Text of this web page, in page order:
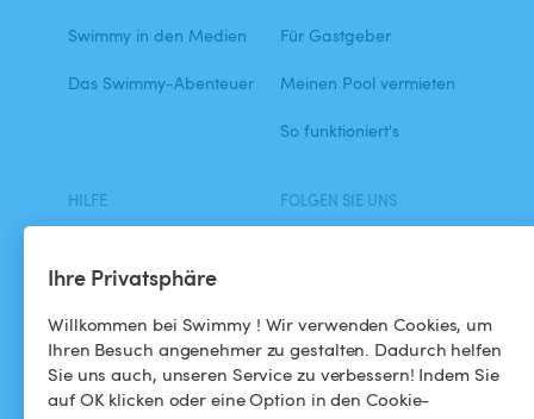
Ihre Privatsphäre
Willkommen bei Swimmy ! Wir verwenden Cookies, um
Ihren Besuch angenehmer zu gestalten. Dadurch helfen
Sie uns auch, unseren Service zu verbessern! Indem Sie
auf OK klicken oder eine Option in den Cookie-
Swimmy in den Medien
Das Swimmy-Abenteuer
Für Gastgeber
Meinen Pool vermieten
So funktioniert's
HILFE
Allgemeine
Geschäftsbedingungen
Datenschutzbestimmungen
Impressums
FOLGEN SIE UNS